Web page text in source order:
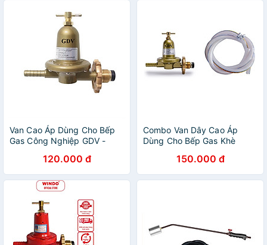
Van Cao Áp Dùng Cho Bếp
Gas Công Nghiệp GDV -
120.000 đ
Combo Van Dây Cao Áp
Dùng Cho Bếp Gas Khè
Chính Hãng150.000 đ